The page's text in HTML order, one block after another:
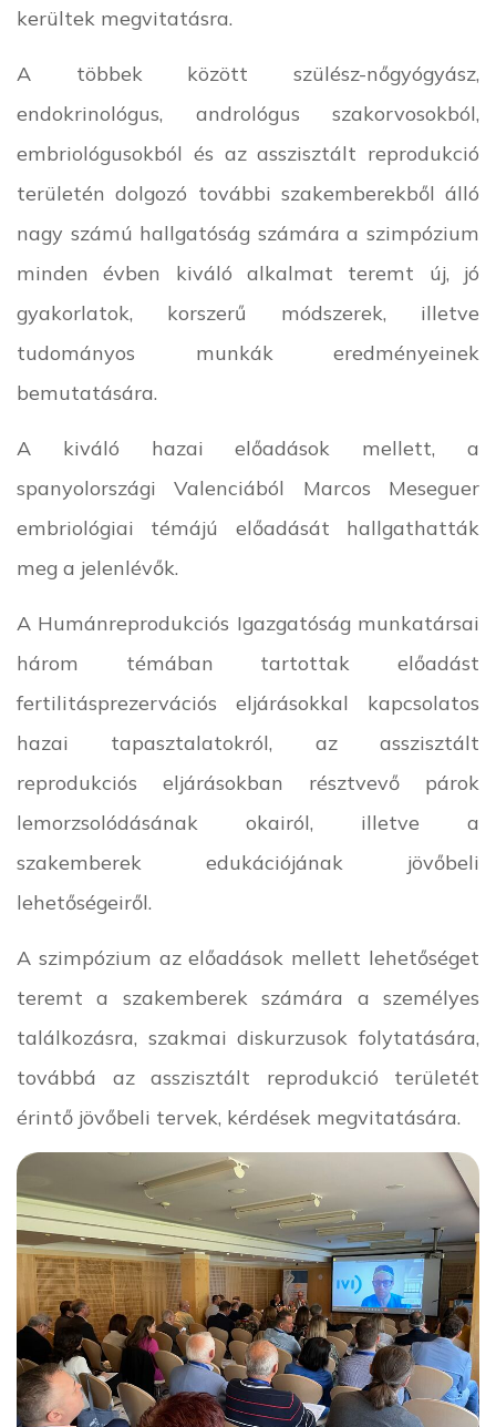
kerültek megvitatásra.
A többek között szülész-nőgyógyász,
endokrinológus, andrológus szakorvosokból,
embriológusokból és az asszisztált reprodukció
területén dolgozó további szakemberekből álló
nagy számú hallgatóság számára a szimpózium
minden évben kiváló alkalmat teremt új, jó
gyakorlatok, korszerű módszerek, illetve
tudományos munkák eredményeinek
bemutatására.
A kiváló hazai előadások mellett, a
spanyolországi Valenciából Marcos Meseguer
embriológiai témájú előadását hallgathatták
meg a jelenlévők.
A Humánreprodukciós Igazgatóság munkatársai
három témában tartottak előadást
fertilitásprezervációs eljárásokkal kapcsolatos
hazai tapasztalatokról, az asszisztált
reprodukciós eljárásokban résztvevő párok
lemorzsolódásának okairól, illetve a
szakemberek edukációjának jövőbeli
lehetőségeiről.
A szimpózium az előadások mellett lehetőséget
teremt a szakemberek számára a személyes
találkozásra, szakmai diskurzusok folytatására,
továbbá az asszisztált reprodukció területét
érintő jövőbeli tervek, kérdések megvitatására.